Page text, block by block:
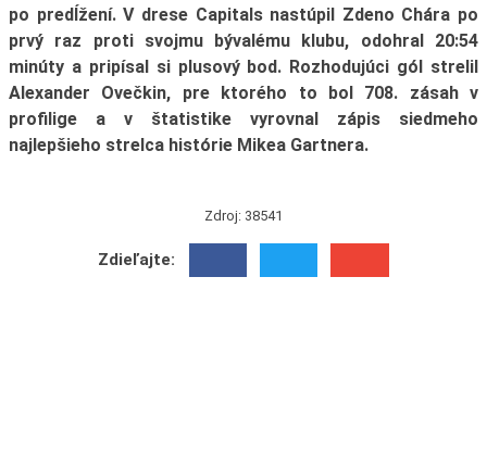
po predĺžení. V drese Capitals nastúpil Zdeno Chára po
prvý raz proti svojmu bývalému klubu, odohral 20:54
minúty a pripísal si plusový bod. Rozhodujúci gól strelil
Alexander Ovečkin, pre ktorého to bol 708. zásah v
profilige a v štatistike vyrovnal zápis siedmeho
najlepšieho strelca histórie Mikea Gartnera.
Zdroj: 38541
Zdieľajte: